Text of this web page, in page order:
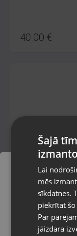
40.00 €
Huawei nova
Jēkabpils,
Stāvoklis Lietots
130.00€
/mēn.
Vietnes
Šajā
Lai
mēs
sīkdatnes.
piekrītat
Par
jāizdara